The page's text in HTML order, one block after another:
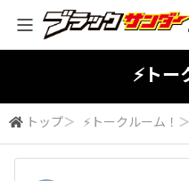
⚡トー
トップ＞ ⚡トークルーム！ ＞